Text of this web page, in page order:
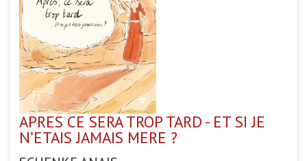
APRES CE SERA TROP TARD - ET SI JE
N’ETAIS JAMAIS MERE ?